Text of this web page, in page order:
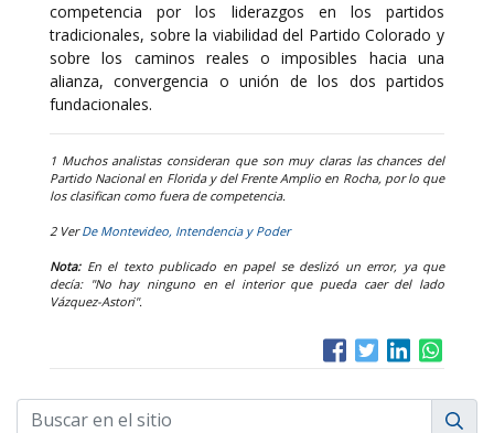
competencia por los liderazgos en los partidos
tradicionales, sobre la viabilidad del Partido Colorado y
sobre los caminos reales o imposibles hacia una
alianza, convergencia o unión de los dos partidos
fundacionales.
1 Muchos analistas consideran que son muy claras las chances del
Partido Nacional en Florida y del Frente Amplio en Rocha, por lo que
los clasifican como fuera de competencia.
2 VerDe Montevideo, Intendencia y Poder
Nota:En el texto publicado en papel se deslizó un error, ya que
decía: "No hay ninguno en el interior que pueda caer del lado
Vázquez-Astori".